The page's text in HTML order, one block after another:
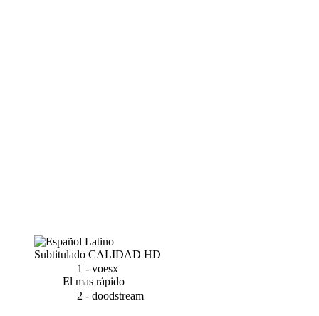
Subtitulado CALIDAD HD
1 - voesx
El mas rápido
2 - doodstream